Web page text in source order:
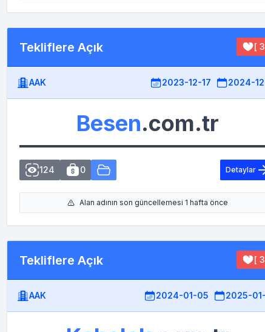
Tekliflere Açık [
AAK 2023-12-17 2024-
Besen.com.tr
124 0 Detaylar
Alan adının son güncellemesi 1 hafta önce
Tekliflere Açık [
AAK 2024-01-05 2025-